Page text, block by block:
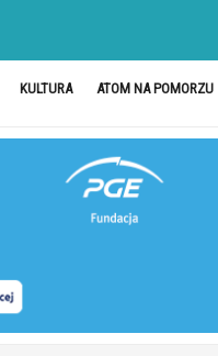
KULTURA ATOM NA POMORZU